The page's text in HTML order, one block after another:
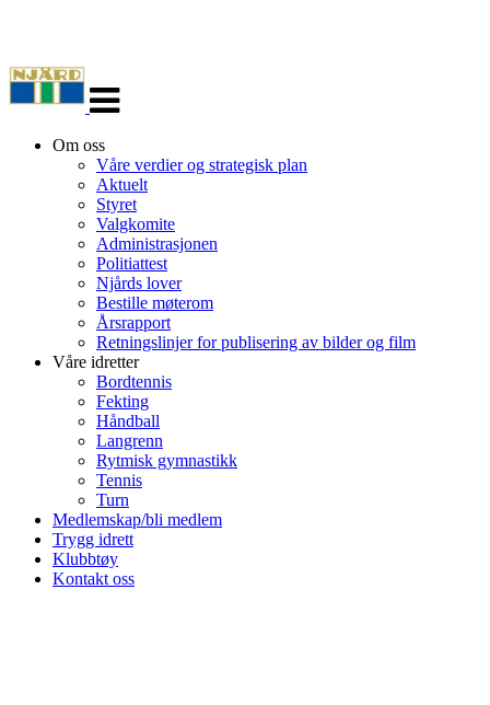
navigasjon
Om oss
Våre verdier og strategisk plan
Aktuelt
Styret
Valgkomite
Administrasjonen
Politiattest
Njårds lover
Bestille møterom
Årsrapport
Retningslinjer for publisering av bilder og film
Våre idretter
Bordtennis
Fekting
Håndball
Langrenn
Rytmisk gymnastikk
Tennis
Turn
Medlemskap/bli medlem
Trygg idrett
Klubbtøy
Kontakt oss